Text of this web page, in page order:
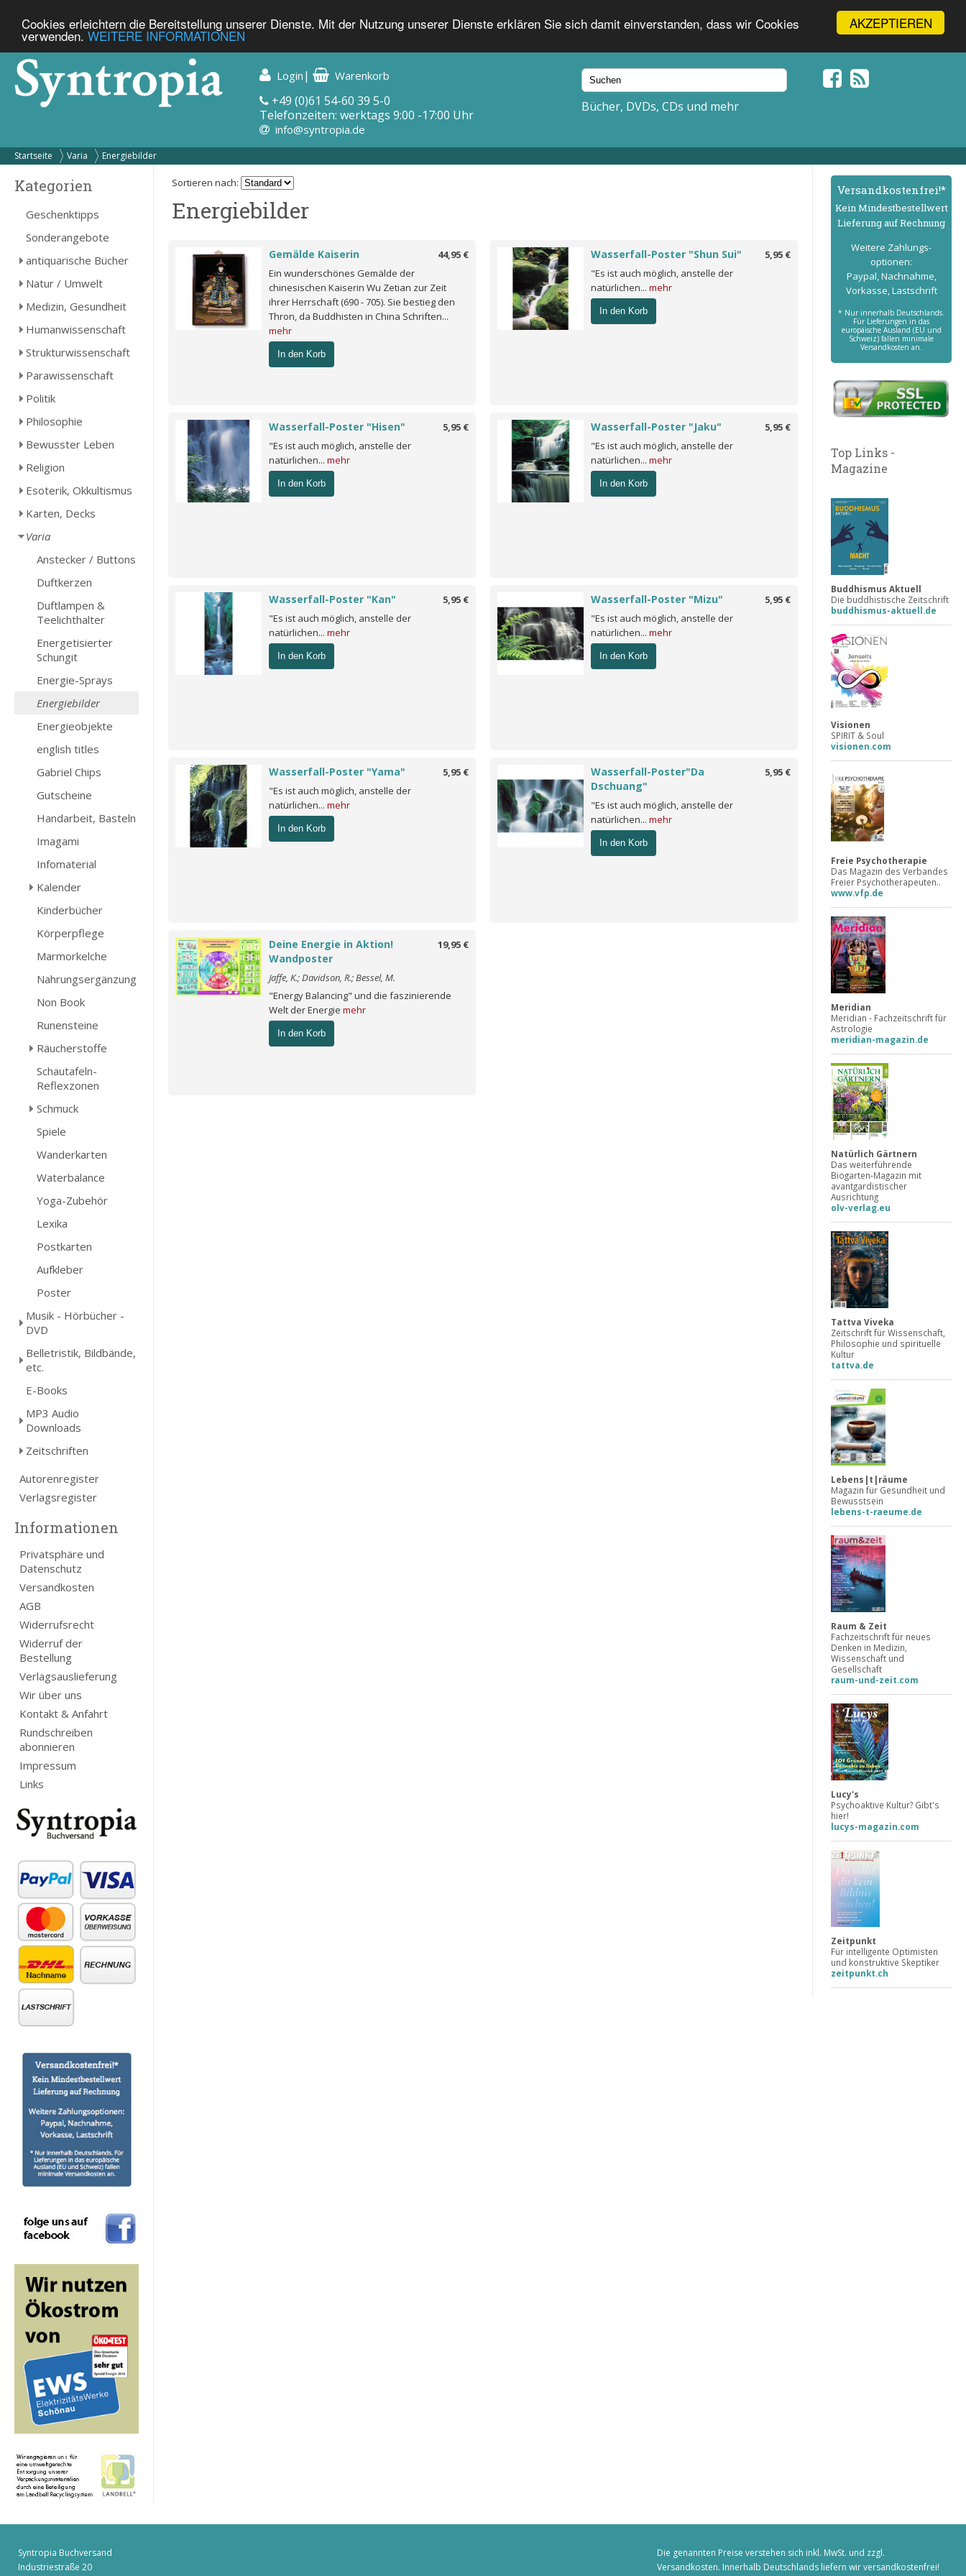
AKZEPTIEREN
Cookies erleichtern die Bereitstellung unserer Dienste. Mit der Nutzung unserer Dienste erklären Sie sich damit einverstanden, dass wir Cookies
verwenden. WEITERE INFORMATIONEN
Login | Warenkorb
+49 (0)61 54-60 39 5-0
Telefonzeiten: werktags 9:00 -17:00 Uhr
info@syntropia.de
Bücher, DVDs, CDs und mehr
Startseite Varia Energiebilder
Kategorien
Geschenktipps
Sonderangebote
antiquarische Bücher
Natur / Umwelt
Medizin, Gesundheit
Humanwissenschaft
Strukturwissenschaft
Parawissenschaft
Politik
Philosophie
Bewusster Leben
Religion
Esoterik, Okkultismus
Karten, Decks
Varia
Anstecker / Buttons
Duftkerzen
Duftlampen &
Teelichthalter
Energetisierter
Schungit
Energie-Sprays
Energiebilder
Energieobjekte
english titles
Gabriel Chips
Gutscheine
Handarbeit, Basteln
Imagami
Infomaterial
Kalender
Kinderbücher
Körperpflege
Marmorkelche
Nahrungsergänzung
Non Book
Runensteine
Räucherstoffe
Schautafeln-
Reflexzonen
Schmuck
Spiele
Wanderkarten
Waterbalance
Yoga-Zubehör
Lexika
Postkarten
Aufkleber
Poster
Musik - Hörbücher -
DVD
Belletristik, Bildbände,
etc.
E-Books
MP3 Audio
Downloads
Zeitschriften
Autorenregister
Verlagsregister
Informationen
Privatsphäre und
Datenschutz
Versandkosten
AGB
Widerrufsrecht
Widerruf der
Bestellung
Verlagsauslieferung
Wir über uns
Kontakt & Anfahrt
Rundschreiben
abonnieren
Impressum
Links
Sortieren nach:
Energiebilder
44,95 €
Gemälde Kaiserin
Ein wunderschönes Gemälde der
chinesischen Kaiserin Wu Zetian zur Zeit
ihrer Herrschaft (690 - 705). Sie bestieg den
Thron, da Buddhisten in China Schriften...
mehr
In den Korb
5,95 €
Wasserfall-Poster "Shun Sui"
"Es ist auch möglich, anstelle der
natürlichen... mehr
In den Korb
5,95 €
Wasserfall-Poster "Hisen"
"Es ist auch möglich, anstelle der
natürlichen... mehr
In den Korb
5,95 €
Wasserfall-Poster "Jaku"
"Es ist auch möglich, anstelle der
natürlichen... mehr
In den Korb
5,95 €
Wasserfall-Poster "Kan"
"Es ist auch möglich, anstelle der
natürlichen... mehr
In den Korb
5,95 €
Wasserfall-Poster "Mizu"
"Es ist auch möglich, anstelle der
natürlichen... mehr
In den Korb
5,95 €
Wasserfall-Poster "Yama"
"Es ist auch möglich, anstelle der
natürlichen... mehr
In den Korb
5,95 €
Wasserfall-Poster"Da
Dschuang"
"Es ist auch möglich, anstelle der
natürlichen... mehr
In den Korb
19,95 €
Deine Energie in Aktion!
Wandposter
Jaffe, K.; Davidson, R.; Bessel, M.
"Energy Balancing" und die faszinierende
Welt der Energie mehr
In den Korb
Versand­kostenfrei!*
Kein Mindest­bestell­wert
Lieferung auf Rechnung
Weitere Zahlungs­
optionen:
Paypal, Nachnahme,
Vorkasse, Lastschrift
* Nur innerhalb Deutschlands.
Für Lieferungen in das
europäische Ausland (EU und
Schweiz) fallen minimale
Versandkosten an.
Top Links -
Magazine
Buddhismus Aktuell
Die buddhistische Zeitschrift
buddhismus-aktuell.de
Visionen
SPIRIT & Soul
visionen.com
Freie Psychotherapie
Das Magazin des Verbandes
Freier Psychotherapeuten..
www.vfp.de
Meridian
Meridian - Fachzeitschrift für
Astrologie
meridian-magazin.de
Natürlich Gärtnern
Das weiterführende
Biogarten-Magazin mit
avantgardistischer
Ausrichtung
olv-verlag.eu
Tattva Viveka
Zeitschrift für Wissenschaft,
Philosophie und spirituelle
Kultur
tattva.de
Lebens|t|räume
Magazin für Gesundheit und
Bewusstsein
lebens-t-raeume.de
Raum & Zeit
Fachzeitschrift für neues
Denken in Medizin,
Wissenschaft und
Gesellschaft
raum-und-zeit.com
Lucy's
Psychoaktive Kultur? Gibt's
hier!
lucys-magazin.com
Zeitpunkt
Für intelligente Optimisten
und konstruktive Skeptiker
zeitpunkt.ch
Syntropia Buchversand
Industriestraße 20
Die genannten Preise verstehen sich inkl. MwSt. und zzgl.
Versandkosten. Innerhalb Deutschlands liefern wir versandkostenfrei!